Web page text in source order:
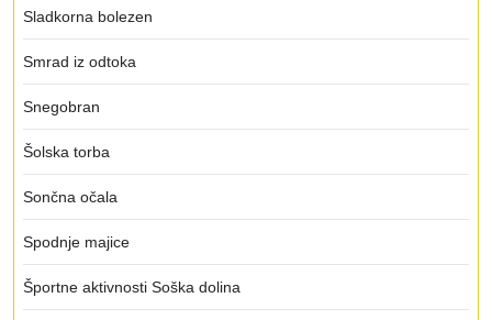
Sladkorna bolezen
Smrad iz odtoka
Snegobran
Šolska torba
Sončna očala
Spodnje majice
Športne aktivnosti Soška dolina